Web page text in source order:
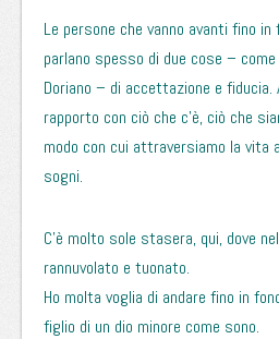
Le persone che vanno avanti fino
parlano spesso di due cose –
Doriano – di accettazione e
rapporto con ciò che c’è, ciò che
modo con cui attraversiamo la vita
sogni.
C’è molto sole stasera, qui, dove
rannuvolato e tuonato.
Ho molta voglia di andare fino in
figlio di un dio minore come sono.